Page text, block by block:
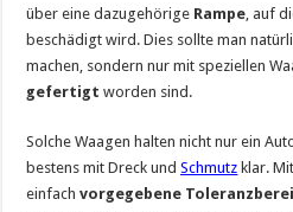
über eine dazugehörige Rampe, auf
beschädigt wird. Dies sollte man
machen, sondern nur mit speziellen
gefertigt worden sind.
Solche Waagen halten nicht nur ein
bestens mit Dreck undSchmutz klar.
einfachvorgegebene